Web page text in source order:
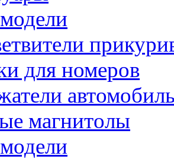
для номеров
магнитолы